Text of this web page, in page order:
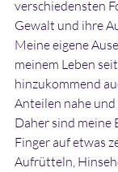
verschiedensten
Gewalt und ihre
Meine eigene
meinem Leben
hinzukommend
Anteilen nahe
Daher sind meine
Finger auf etwas
Aufrütteln,